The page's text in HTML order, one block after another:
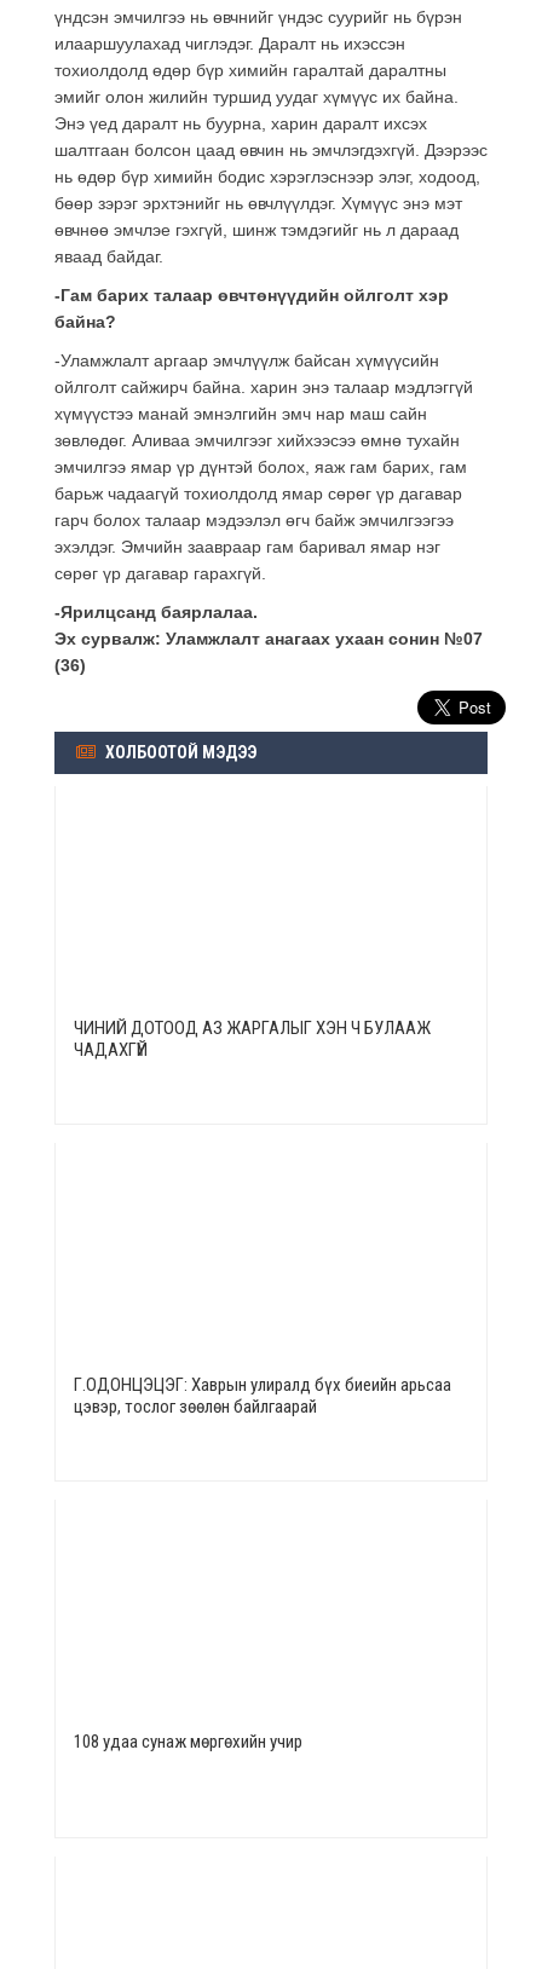
үндсэн эмчилгээ нь өвчнийг үндэс суурийг нь бүрэн
илааршуулахад чиглэдэг. Даралт нь ихэссэн
тохиолдолд өдөр бүр химийн гаралтай даралтны
эмийг олон жилийн туршид уудаг хүмүүс их байна.
Энэ үед даралт нь буурна, харин даралт ихсэх
шалтгаан болсон цаад өвчин нь эмчлэгдэхгүй. Дээрээс
нь өдөр бүр химийн бодис хэрэглэснээр элэг, ходоод,
бөөр зэрэг эрхтэнийг нь өвчлүүлдэг. Хүмүүс энэ мэт
өвчнөө эмчлэе гэхгүй, шинж тэмдэгийг нь л дараад
яваад байдаг.
-Гам барих талаар өвчтөнүүдийн ойлголт хэр
байна?
-Уламжлалт аргаар эмчлүүлж байсан хүмүүсийн
ойлголт сайжирч байна. харин энэ талаар мэдлэггүй
хүмүүстээ манай эмнэлгийн эмч нар маш сайн
зөвлөдөг. Аливаа эмчилгээг хийхээсээ өмнө тухайн
эмчилгээ ямар үр дүнтэй болох, яаж гам барих, гам
барьж чадаагүй тохиолдолд ямар сөрөг үр дагавар
гарч болох талаар мэдээлэл өгч байж эмчилгээгээ
эхэлдэг. Эмчийн заавраар гам баривал ямар нэг
сөрөг үр дагавар гарахгүй.
-Ярилцсанд баярлалаа.
Эх сурвалж: Уламжлалт анагаах ухаан сонин №07
(36)
ХОЛБООТОЙ МЭДЭЭ
ЧИНИЙ ДОТООД АЗ ЖАРГАЛЫГ ХЭН Ч БУЛААЖ
ЧАДАХГҮЙ
Г.ОДОНЦЭЦЭГ: Хаврын улиралд бүх биеийн арьсаа
цэвэр, тослог зөөлөн байлгаарай
108 удаа сунаж мөргөхийн учир